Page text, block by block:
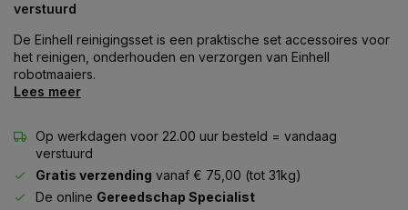
verstuurd
De Einhell reinigingsset is een praktische set accessoires voor
het reinigen, onderhouden en verzorgen van Einhell
robotmaaiers.
Lees meer
Op werkdagen voor 22.00 uur besteld = vandaag
verstuurd
Gratis verzending vanaf € 75,00 (tot 31kg)
De online Gereedschap Specialist